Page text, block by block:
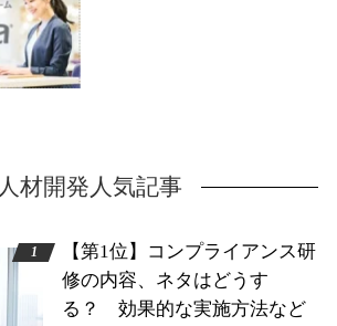
人材開発人気記事
【第1位】コンプライアンス研
修の内容、ネタはどうす
る？ 効果的な実施方法など